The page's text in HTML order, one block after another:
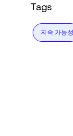
Tags
지속 가능성